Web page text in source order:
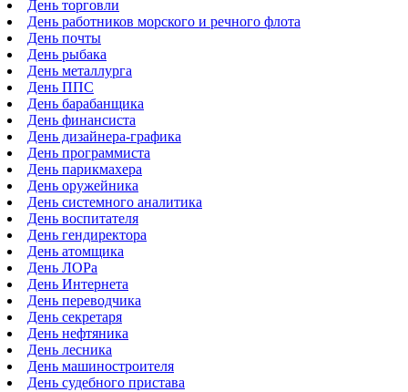
День торговли
День работников морского и речного флота
День почты
День рыбака
День металлурга
День ППС
День барабанщика
День финансиста
День дизайнера-графика
День программиста
День парикмахера
День оружейника
День системного аналитика
День воспитателя
День гендиректора
День атомщика
День ЛОРа
День Интернета
День переводчика
День секретаря
День нефтяника
День лесника
День машиностроителя
День судебного пристава